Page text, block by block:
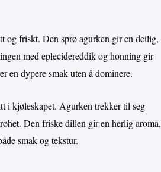
og friskt. Den sprø agurken gir en deilig,
med eplecidereddik og honning gir
en dypere smak uten å dominere.
i kjøleskapet. Agurken trekker til seg
Den friske dillen gir en herlig aroma,
smak og tekstur.